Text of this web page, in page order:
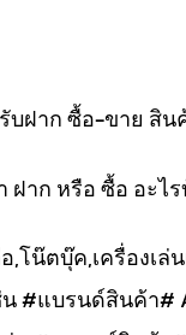
ฝาก ซื้อ-ขาย สิน
าก หรือ ซื้อ อะไร
โน๊ตบุ๊ค,เครื่องเล่
แบรนด์สินค้า#